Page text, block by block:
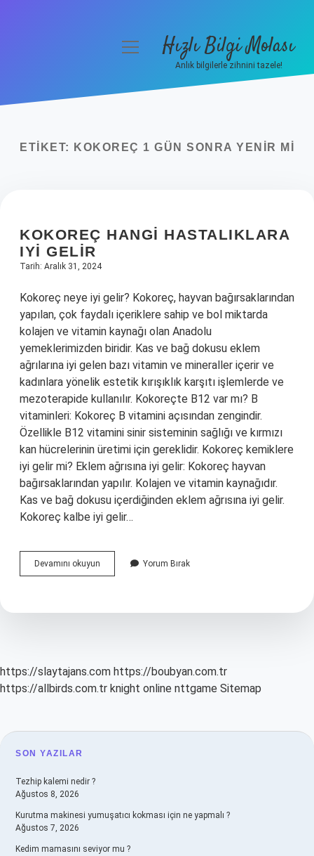
Yasal Uyarı
menüyüHızlı Bilgi Molası
Anlık bilgilerle zihnini tazele!
ETIKET: KOKOREÇ 1 GÜN SONRA YENIR MI
KOKOREÇ HANGI HASTALIKLARA
IYI GELIR
Tarih: Aralık 31, 2024
Kokoreç neye iyi gelir? Kokoreç, hayvan bağırsaklarından
yapılan, çok faydalı içeriklere sahip ve bol miktarda
kolajen ve vitamin kaynağı olan Anadolu
yemeklerimizden biridir. Kas ve bağ dokusu eklem
ağrılarına iyi gelen bazı vitamin ve mineraller içerir ve
kadınlara yönelik estetik kırışıklık karşıtı işlemlerde ve
mezoterapide kullanılır. Kokoreçte B12 var mı? B
vitaminleri: Kokoreç B vitamini açısından zengindir.
Özellikle B12 vitamini sinir sisteminin sağlığı ve kırmızı
kan hücrelerinin üretimi için gereklidir. Kokoreç kemiklere
iyi gelir mi? Eklem ağrısına iyi gelir: Kokoreç hayvan
bağırsaklarından yapılır. Kolajen ve vitamin kaynağıdır.
Kas ve bağ dokusu içerdiğinden eklem ağrısına iyi gelir.
Kokoreç kalbe iyi gelir…
Devamını okuyun
Hangi
Gelir
Yorum Bırak
https://slaytajans.com https://boubyan.com.tr
https://allbirds.com.tr knight online nttgame Sitemap
SIDEBAR
SON YAZILAR
Tezhip kalemi nedir ?
Ağustos 8, 2026
Kurutma makinesi yumuşatıcı kokması için ne yapmalı ?
Ağustos 7, 2026
Kedim mamasını seviyor mu ?